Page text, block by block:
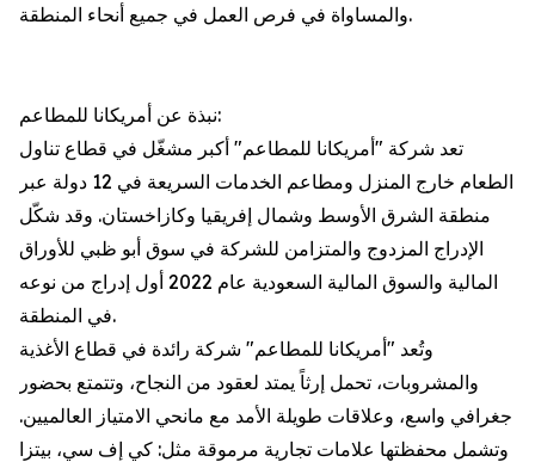
والمساواة في فرص العمل في جميع أنحاء المنطقة.
نبذة عن أمريكانا للمطاعم:
تعد شركة "أمريكانا للمطاعم" أكبر مشغّل في قطاع تناول
الطعام خارج المنزل ومطاعم الخدمات السريعة في 12 دولة عبر
منطقة الشرق الأوسط وشمال إفريقيا وكازاخستان. وقد شكّل
الإدراج المزدوج والمتزامن للشركة في سوق أبو ظبي للأوراق
المالية والسوق المالية السعودية عام 2022 أول إدراج من نوعه
في المنطقة.
وتُعد "أمريكانا للمطاعم" شركة رائدة في قطاع الأغذية
والمشروبات، تحمل إرثاً يمتد لعقود من النجاح، وتتمتع بحضور
جغرافي واسع، وعلاقات طويلة الأمد مع مانحي الامتياز العالميين.
وتشمل محفظتها علامات تجارية مرموقة مثل: كي إف سي، بيتزا